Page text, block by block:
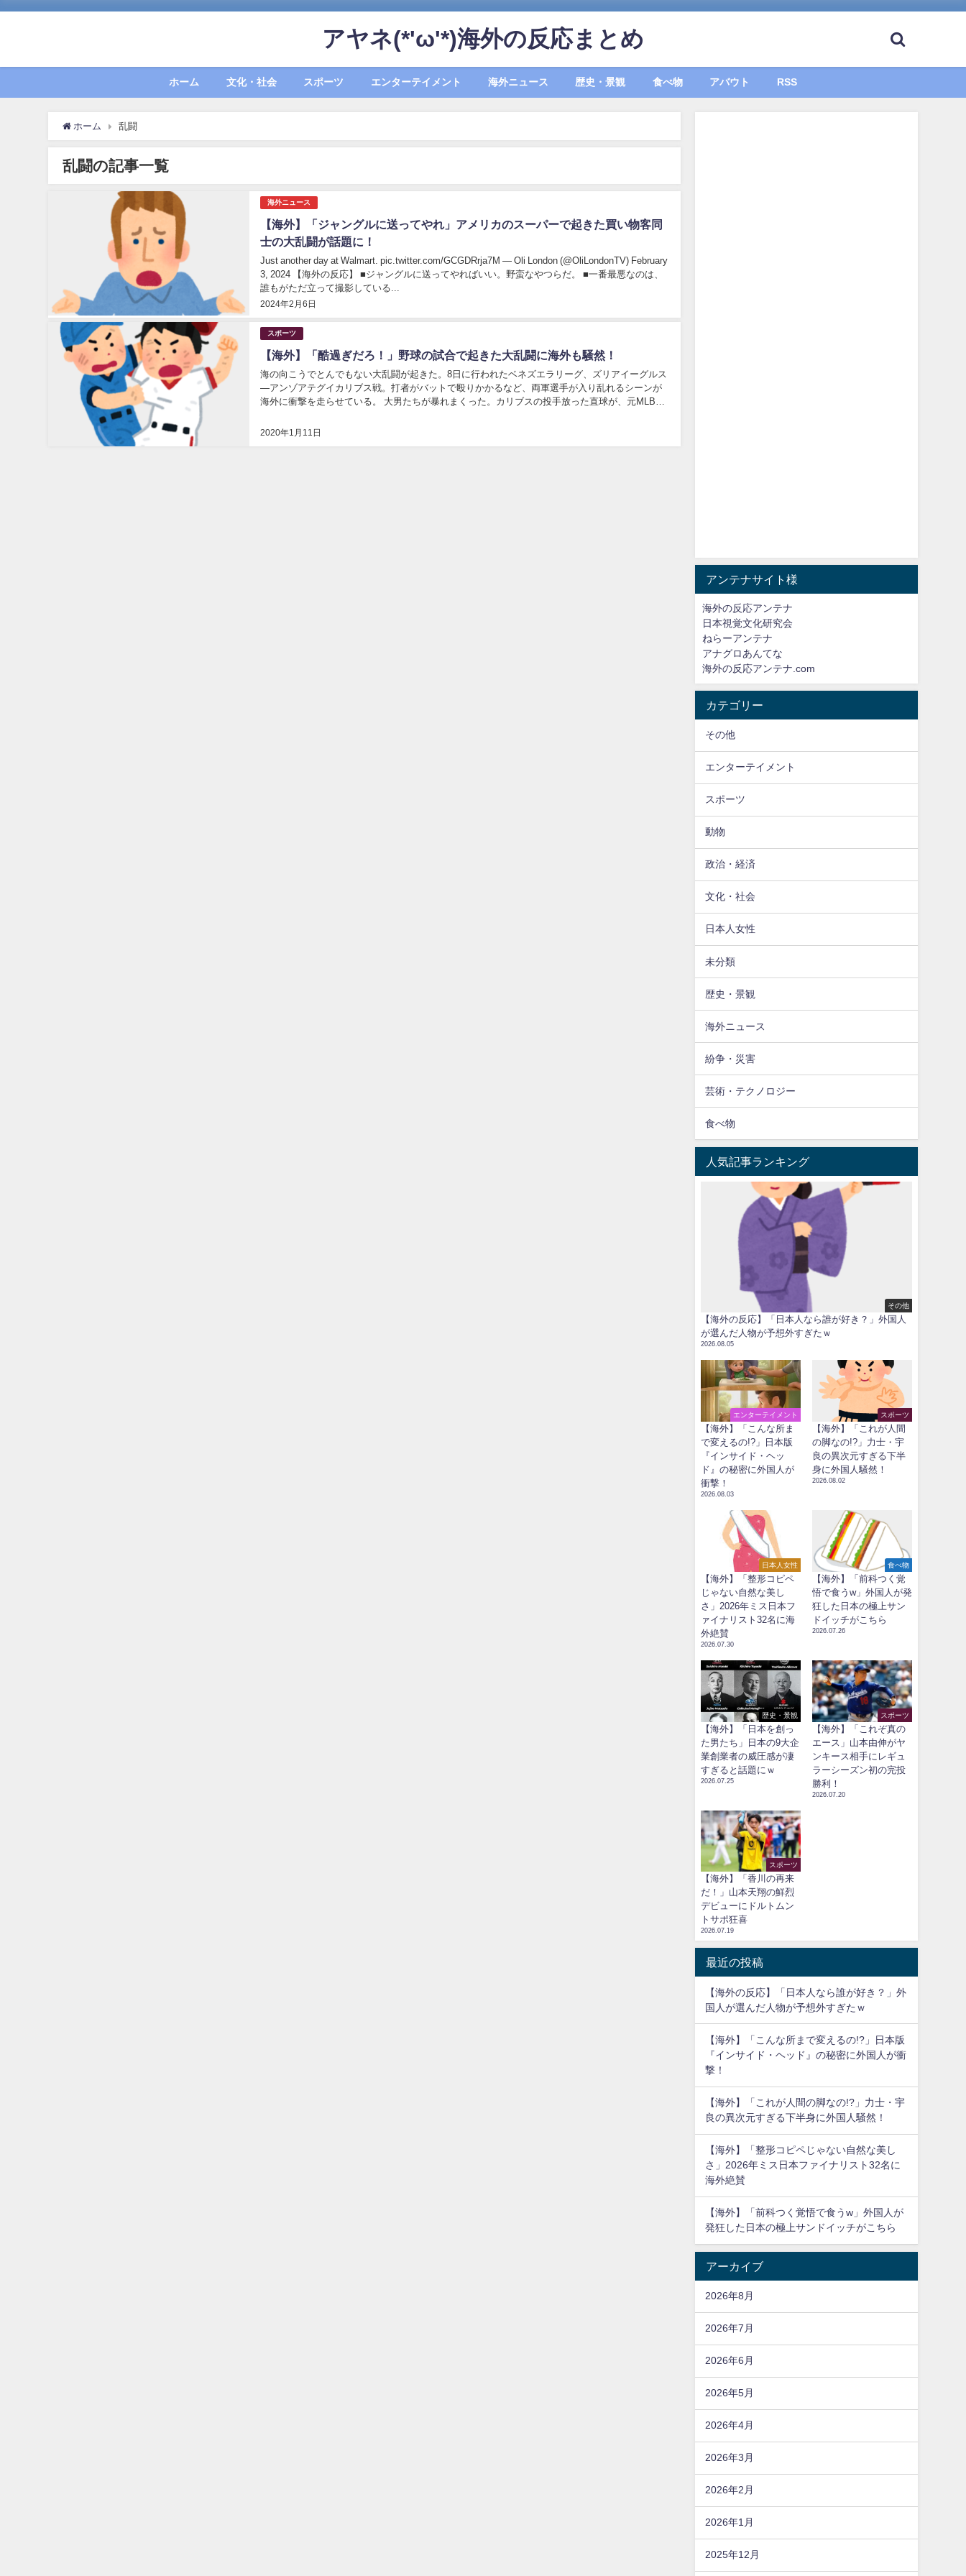
アヤネ(*'ω'*)海外の反応まとめ
ホーム 文化・社会 スポーツ エンターテイメント 海外ニュース 歴史・景観 食べ物 アバウト RSS
ホーム 乱闘
乱闘の記事一覧
海外ニュース
【海外】「ジャングルに送ってやれ」アメリカのスーパーで起きた買い物客同
士の大乱闘が話題に！
2024年2月6日
Just another day at Walmart. pic.twitter.com/GCGDRrja7M — Oli London (@OliLondonTV) February
3, 2024 【海外の反応】 ■ジャングルに送ってやればいい。野蛮なやつらだ。 ■一番最悪なのは、
誰もがただ立って撮影している...
スポーツ
【海外】「酷過ぎだろ！」野球の試合で起きた大乱闘に海外も騒然！
2020年1月11日
海の向こうでとんでもない大乱闘が起きた。8日に行われたベネズエラリーグ、ズリアイーグルス
―アンゾアテグイカリブス戦。打者がバットで殴りかかるなど、両軍選手が入り乱れるシーンが
海外に衝撃を走らせている。 大男たちが暴れまくった。カリブスの投手放った直球が、元MLBの
アンテナサイト様
海外の反応アンテナ
日本視覚文化研究会
ねらーアンテナ
アナグロあんてな
海外の反応アンテナ.com
カテゴリー
その他
エンターテイメント
スポーツ
動物
政治・経済
文化・社会
日本人女性
未分類
歴史・景観
海外ニュース
紛争・災害
芸術・テクノロジー
食べ物
人気記事ランキング
その他
【海外の反応】「日本人なら誰が好き？」外国人
が選んだ人物が予想外すぎたｗ
2026.08.05
エンターテイメント
【海外】「こんな所ま
で変えるの!?」日本版
『インサイド・ヘッ
ド』の秘密に外国人が
衝撃！
2026.08.03
スポーツ
【海外】「これが人間
の脚なの!?」力士・宇
良の異次元すぎる下半
身に外国人騒然！
2026.08.02
日本人女性
【海外】「整形コピペ
じゃない自然な美し
さ」2026年ミス日本フ
ァイナリスト32名に海
外絶賛
2026.07.30
食べ物
【海外】「前科つく覚
悟で食うw」外国人が発
狂した日本の極上サン
ドイッチがこちら
2026.07.26
歴史・景観
【海外】「日本を創っ
た男たち」日本の9大企
業創業者の威圧感が凄
すぎると話題にｗ
2026.07.25
スポーツ
【海外】「これぞ真の
エース」山本由伸がヤ
ンキース相手にレギュ
ラーシーズン初の完投
勝利！
2026.07.20
スポーツ
【海外】「香川の再来
だ！」山本天翔の鮮烈
デビューにドルトムン
トサポ狂喜
2026.07.19
最近の投稿
【海外の反応】「日本人なら誰が好き？」外
国人が選んだ人物が予想外すぎたｗ
【海外】「こんな所まで変えるの!?」日本版
『インサイド・ヘッド』の秘密に外国人が衝
撃！
【海外】「これが人間の脚なの!?」力士・宇
良の異次元すぎる下半身に外国人騒然！
【海外】「整形コピペじゃない自然な美し
さ」2026年ミス日本ファイナリスト32名に
海外絶賛
【海外】「前科つく覚悟で食うw」外国人が
発狂した日本の極上サンドイッチがこちら
アーカイブ
2026年8月
2026年7月
2026年6月
2026年5月
2026年4月
2026年3月
2026年2月
2026年1月
2025年12月